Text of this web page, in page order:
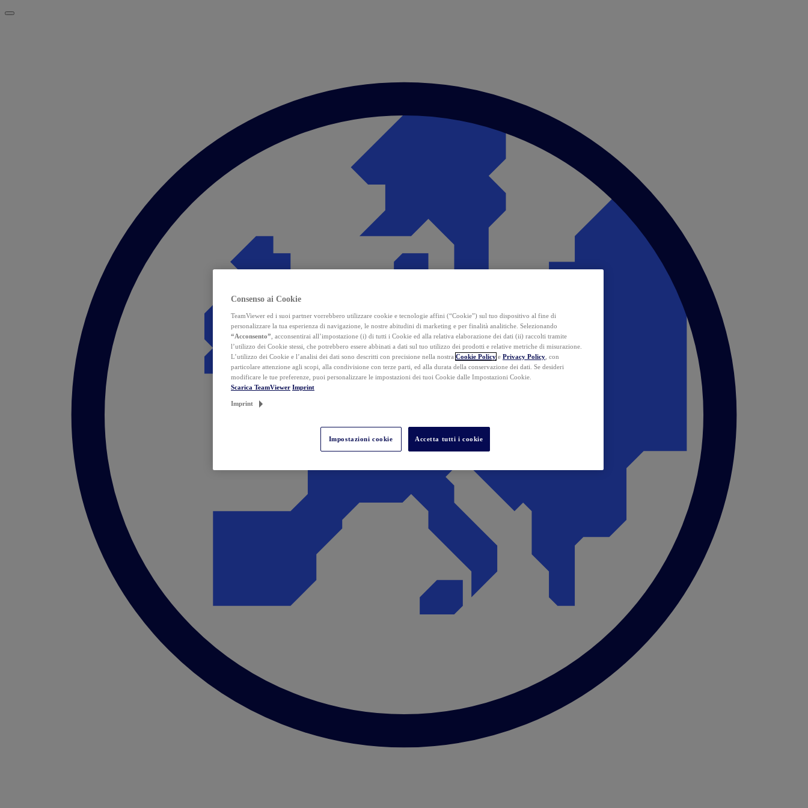
Consenso ai Cookie
TeamViewer ed i suoi partner vorrebbero utilizzare cookie e tecnologie affini (“Cookie”) sul tuo dispositivo al fine di
personalizzare la tua esperienza di navigazione, le nostre abitudini di marketing e per finalità analitiche. Selezionando
“Acconsento” , acconsentirai all’impostazione (i) di tutti i Cookie ed alla relativa elaborazione dei dati (ii) raccolti tramite
l’utilizzo dei Cookie stessi, che potrebbero essere abbinati a dati sul tuo utilizzo dei prodotti e relative metriche di misurazione.
L’utilizzo dei Cookie e l’analisi dei dati sono descritti con precisione nella nostra Cookie Policy e Privacy Policy , con
particolare attenzione agli scopi, alla condivisione con terze parti, ed alla durata della conservazione dei dati. Se desideri
modificare le tue preferenze, puoi personalizzare le impostazioni dei tuoi Cookie dalle Impostazioni Cookie.
Scarica TeamViewer Imprint
Imprint
Impostazioni cookie Accetta tutti i cookie